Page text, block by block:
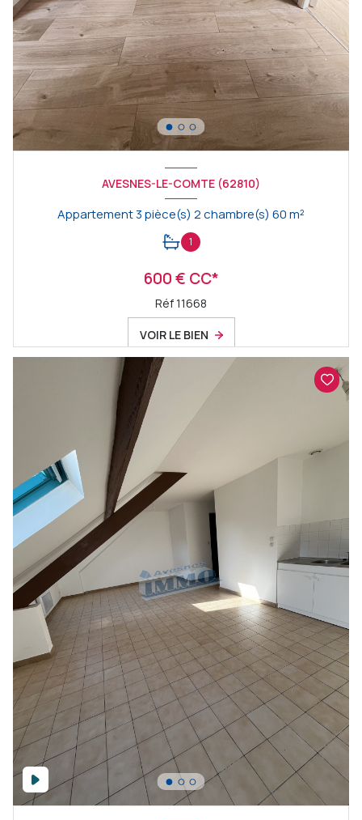
AVESNES-LE-COMTE (62810)
Appartement 3 pièce(s) 2 chambre(s) 60 m²
1
600 € CC*
Réf 11668
VOIR LE BIEN